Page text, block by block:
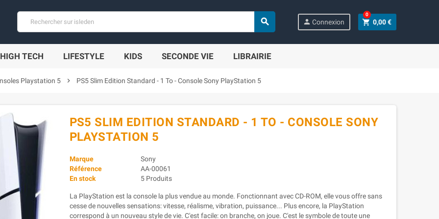
 person Connexion shopping_cart 0,00 €
0
HIGH TECH LIFESTYLE KIDS SECONDE VIE LIBRAIRIE
Playstation 5 chevron_right PS5 Slim Edition Standard - 1 To - Console Sony PlayStation 5
PS5 SLIM EDITION STANDARD - 1 TO - CONSOLE SONY
PLAYSTATION 5
Marque
Sony
Référence
AA-00061
En stock
5 Produits
La PlayStation est la console la plus vendue au monde. Fonctionnant avec CD-ROM, elle vous offre sans
cesse de nouvelles sensations: vitesse, réalisme, vibration, puissance... Plus encore, la PlayStation
correspond à un nouveau style de vie. C'est facile: on branche, on joue. C'est le symbole de toute une